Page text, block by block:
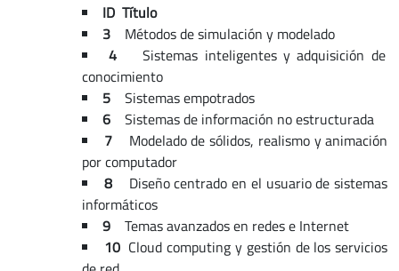
ID Título
3
Métodos de simulación y modelado
4Sistemas inteligentes y adquisición de
conocimiento
5 Sistemas empotrados
6 Sistemas de información no estructurada
7
Modelado de sólidos, realismo y animación
por computador
8
Diseño centrado en el usuario de sistemas
informáticos
9
Temas avanzados en redes e Internet
10Cloud computing y gestión de los servicios